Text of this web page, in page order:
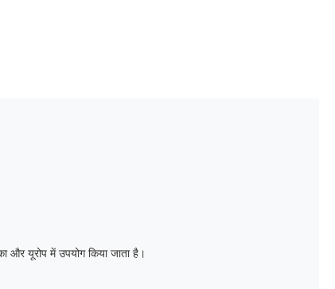
और यूरोप में उपयोग किया जाता है।